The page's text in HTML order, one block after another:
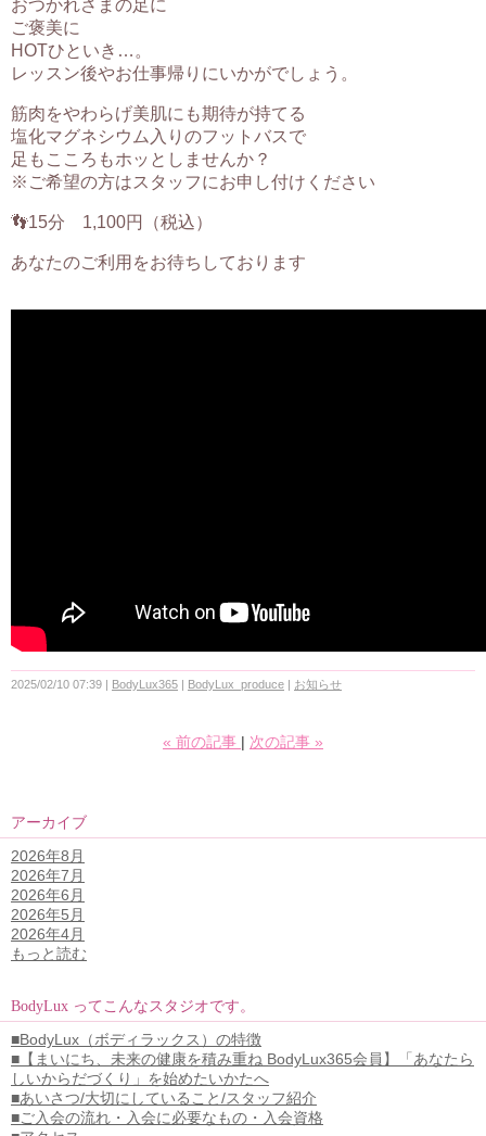
おつかれさまの足に
ご褒美に
HOTひといき…。
レッスン後やお仕事帰りにいかがでしょう。
筋肉をやわらげ美肌にも期待が持てる
塩化マグネシウム入りのフットバスで
足もこころもホッとしませんか？
※ご希望の方はスタッフにお申し付けください
👣15分 1,100円（税込）
あなたのご利用をお待ちしております
2025/02/10 07:39 BodyLux365 BodyLux_produce お知らせ
« 前の記事 次の記事 »
アーカイブ
2026年8月
2026年7月
2026年6月
2026年5月
2026年4月
もっと読む
BodyLux ってこんなスタジオです。
■BodyLux（ボディラックス）の特徴
■【まいにち、未来の健康を積み重ね BodyLux365会員】「あなたら
しいからだづくり」を始めたいかたへ
■あいさつ/大切にしていること/スタッフ紹介
■ご入会の流れ・入会に必要なもの・入会資格